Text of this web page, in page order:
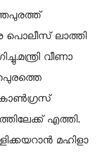
പൊലീസ് ലാത്തി
വീണാ
കോൺഗ്രസ്
എത്തി.
മഹിളാ